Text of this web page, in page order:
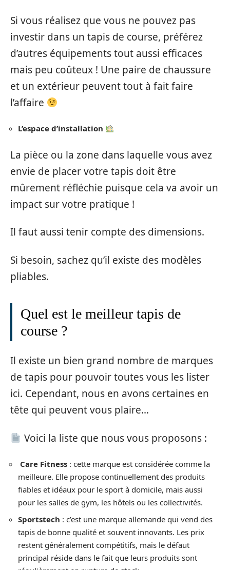
Si vous réalisez que vous ne pouvez pas
investir dans un tapis de course, préférez
d’autres équipements tout aussi efficaces
mais peu coûteux ! Une paire de chaussure
et un extérieur peuvent tout à fait faire
l’affaire
L’espace d’installation
La pièce ou la zone dans laquelle vous avez
envie de placer votre tapis doit être
mûrement réfléchie puisque cela va avoir un
impact sur votre pratique !
Il faut aussi tenir compte des dimensions.
Si besoin, sachez qu’il existe des modèles
pliables.
Quel est le meilleur tapis de
course ?
Il existe un bien grand nombre de marques
de tapis pour pouvoir toutes vous les lister
ici. Cependant, nous en avons certaines en
tête qui peuvent vous plaire…
Voici la liste que nous vous proposons :
Care Fitness : cette marque est considérée comme la
meilleure. Elle propose continuellement des produits
fiables et idéaux pour le sport à domicile, mais aussi
pour les salles de gym, les hôtels ou les collectivités.
Sportstech : c’est une marque allemande qui vend des
tapis de bonne qualité et souvent innovants. Les prix
restent généralement compétitifs, mais le défaut
principal réside dans le fait que leurs produits sont